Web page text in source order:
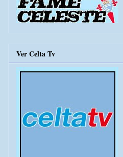
Ver Celta Tv